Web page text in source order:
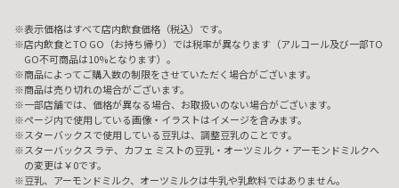
表示価格はすべて店内飲食価格（税込）です。
店内飲食とTO GO（お持ち帰り）では税率が異なります（アルコール及び一部TO
GO不可商品は10%となります）。
商品によってご購入数の制限をさせていただく場合がございます。
商品は売り切れの場合がございます。
一部店舗では、価格が異なる場合、お取扱いのない場合がございます。
ページ内で使用している画像・イラストはイメージを含みます。
スターバックスで使用している豆乳は、調整豆乳のことです。
スターバックス ラテ、カフェ ミストの豆乳・オーツミルク・アーモンドミルクへ
の変更は￥0です。
豆乳、アーモンドミルク、オーツミルクは牛乳や乳飲料ではありません。